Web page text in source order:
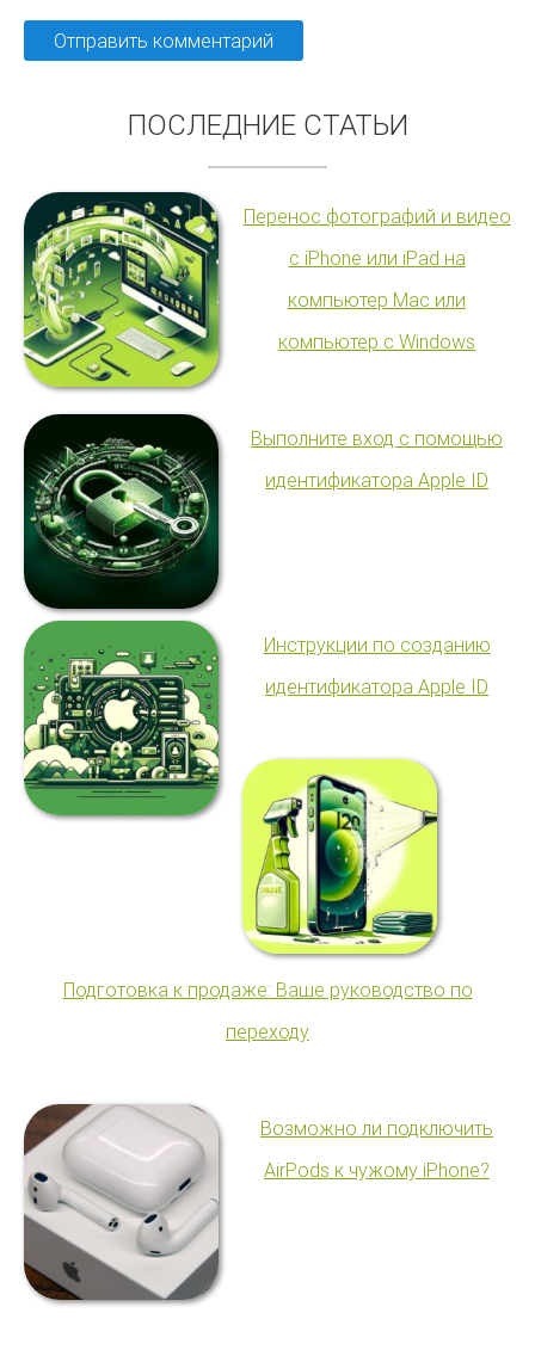
ПОСЛЕДНИЕ СТАТЬИ
Перенос фотографий и видео
с iPhone или iPad на
компьютер Mac или
компьютер с Windows
Выполните вход с помощью
идентификатора Apple ID
Инструкции по созданию
идентификатора Apple ID
Подготовка к продаже: Ваше руководство по
переходу
Возможно ли подключить
AirPods к чужому iPhone?